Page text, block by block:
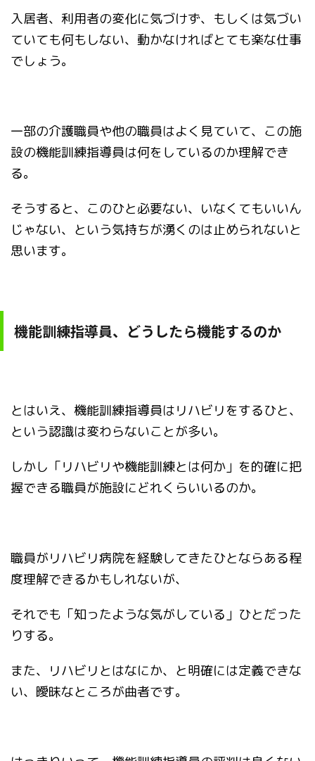
入居者、利用者の変化に気づけず、もしくは気づい
ていても何もしない、動かなければとても楽な仕事
でしょう。
一部の介護職員や他の職員はよく見ていて、この施
設の機能訓練指導員は何をしているのか理解でき
る。
そうすると、このひと必要ない、いなくてもいいん
じゃない、という気持ちが湧くのは止められないと
思います。
機能訓練指導員、どうしたら機能するのか
とはいえ、機能訓練指導員はリハビリをするひと、
という認識は変わらないことが多い。
しかし「リハビリや機能訓練とは何か」を的確に把
握できる職員が施設にどれくらいいるのか。
職員がリハビリ病院を経験してきたひとならある程
度理解できるかもしれないが、
それでも「知ったような気がしている」ひとだった
りする。
また、リハビリとはなにか、と明確には定義できな
い、曖昧なところが曲者です。